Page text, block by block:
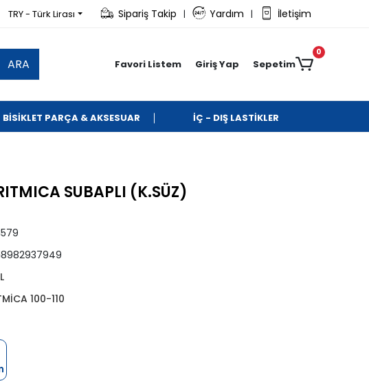
TRY - Türk Lirası Sipariş Takip | Yardım | İletişim
ARA Favori Listem Giriş Yap Sepetim
0
BİSİKLET PARÇA & AKSESUAR İÇ - DIŞ LASTİKLER
SUBAPLI (K.SÜZ)
100-110